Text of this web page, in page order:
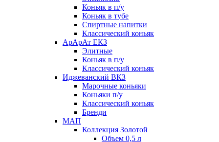
Коньяк в п/у
Коньяк в тубе
Спиртные напитки
Классический коньяк
АрАрАт ЕКЗ
Элитные
Коньяк в п/у
Классический коньяк
Иджеванский ВКЗ
Марочные коньяки
Коньяки п/у
Классический коньяк
Бренди
МАП
Коллекция Золотой
Объем 0,5 л